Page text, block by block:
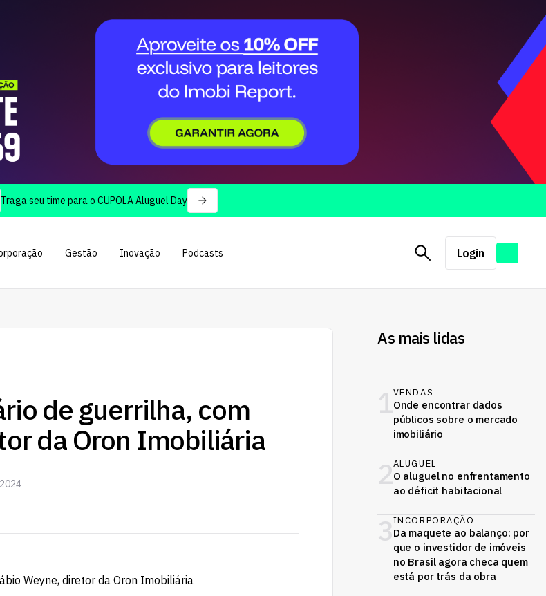
time para o CUPOLA Aluguel Day
Gestão Inovação Podcasts Login
de guerrilha, com
da Oron Imobiliária
As mais lidas
1VENDAS
Onde encontrar dados
públicos sobre o mercado
imobiliário
2ALUGUEL
O aluguel no enfrentamento
ao déficit habitacional
3INCORPORAÇÃO
Da maquete ao balanço: por
que o investidor de imóveis
no Brasil agora checa quem
está por trás da obra